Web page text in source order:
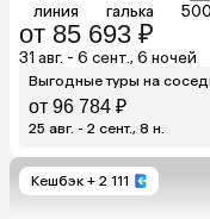
линия галька
от 85 693 ₽
31 авг. - 6 сент., 6 ночей
Выгодные туры на
от 96 784 ₽
25 авг. - 2 сент., 8 н.
Кешбэк + 2 111